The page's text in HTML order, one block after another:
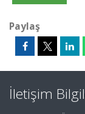
Paylaş
İletişim